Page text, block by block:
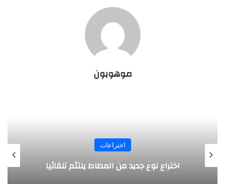
موهوبون
اختراعات
اختراع نوع جديد من المطاط يلتئم تلقائيا